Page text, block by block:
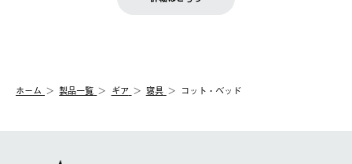
【配送業者】
佐川急便にて配送されます。
一度お手元の商品を返品いただき、ご希望商品を再注文してくだ
ホーム 製品一覧 ギア 寝具 コット・ベッド